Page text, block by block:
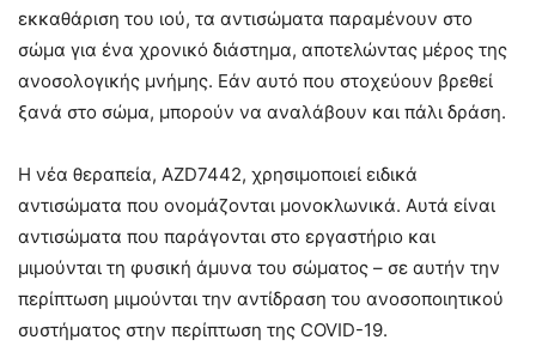
εκκαθάριση του ιού, τα αντισώματα παραμένουν στο
σώμα για ένα χρονικό διάστημα, αποτελώντας μέρος της
ανοσολογικής μνήμης. Εάν αυτό που στοχεύουν βρεθεί
ξανά στο σώμα, μπορούν να αναλάβουν και πάλι δράση.
Η νέα θεραπεία, AZD7442, χρησιμοποιεί ειδικά
αντισώματα που ονομάζονται μονοκλωνικά. Αυτά είναι
αντισώματα που παράγονται στο εργαστήριο και
μιμούνται τη φυσική άμυνα του σώματος – σε αυτήν την
περίπτωση μιμούνται την αντίδραση του ανοσοποιητικού
συστήματος στην περίπτωση της COVID-19.